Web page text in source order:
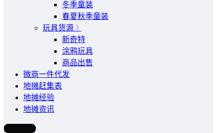
冬季童装
春夏秋季童装
玩具货源
新奇特
涂鸦玩具
商品出售
微商一件代发
地摊赶集表
地摊经验
地摊资讯
写文章